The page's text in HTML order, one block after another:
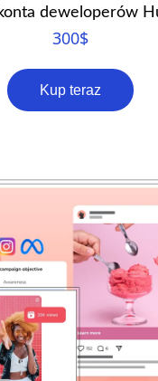
deweloperów
300$
Kup teraz